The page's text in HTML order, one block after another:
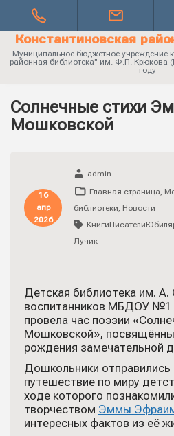
Константиновская
Муниципальное бюджетное учреждение
районная библиотека" им. Ф.П. Крюкова
году
Солнечные стихи
Мошковской
16
апр
2026
admin
Главная страница,
библиотеки, Новости
Лучик
Детская библиотека им.
воспитанников МБДОУ №1
провела час поэзии
Мошковской»,
рождения замечательной
Дошкольники отправились
путешествие по миру
ходе которого
творчеством Эммы
интересных фактов из её